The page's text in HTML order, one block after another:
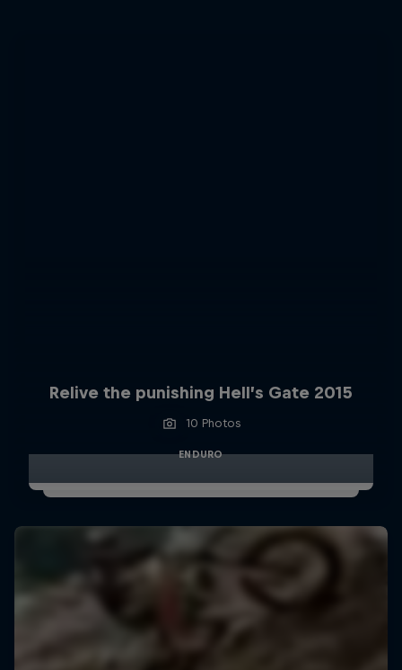
Relive the punishing Hell’s Gate 2015
10 Photos
ENDURO